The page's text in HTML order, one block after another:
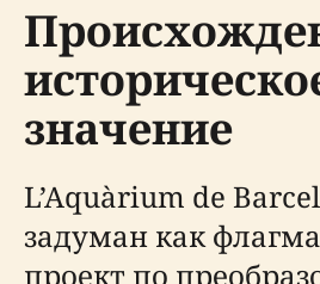
значение
L’Aquàrium de
задуман как
проект по